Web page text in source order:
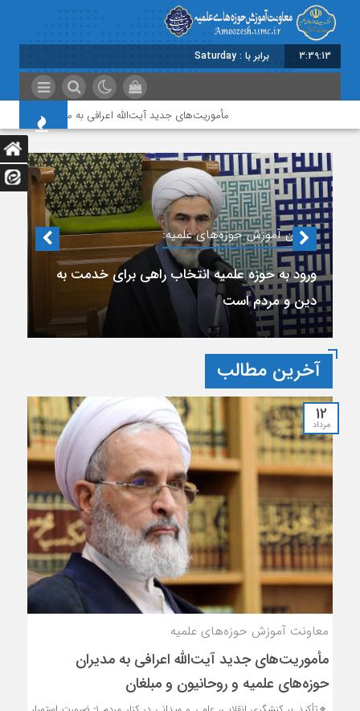
3:39:15 برابر با : Saturday - 8 August - 2026
مأموریت‌های جدید آیت‌الله اعرافی به مدیران حوزه‌های علمیه
معاون آموزش حوزه‌های علمیه:
ورود به حوزه علمیه انتخاب راهی برای خدمت به
دین و مردم است
آخرین مطالب
12
مرداد
معاونت آموزش حوزه‌های علمیه
مأموریت‌های جدید آیت‌الله اعرافی به مدیران
حوزه‌های علمیه و روحانیون و مبلغان